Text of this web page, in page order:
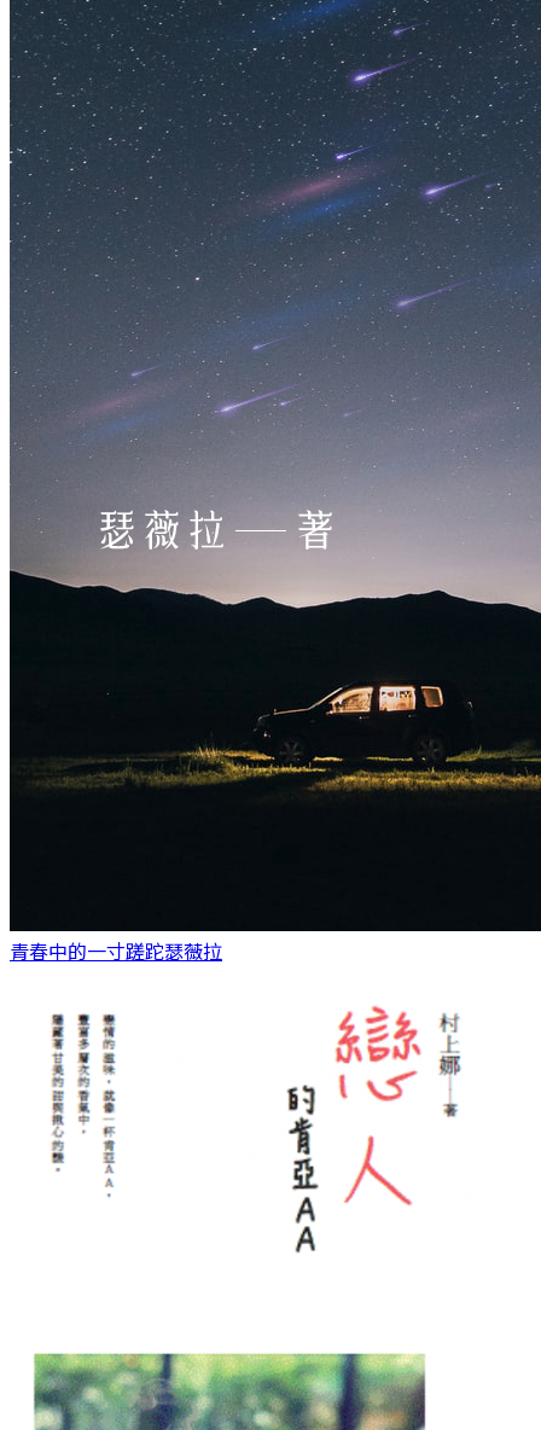
青春中的一寸蹉跎瑟薇拉